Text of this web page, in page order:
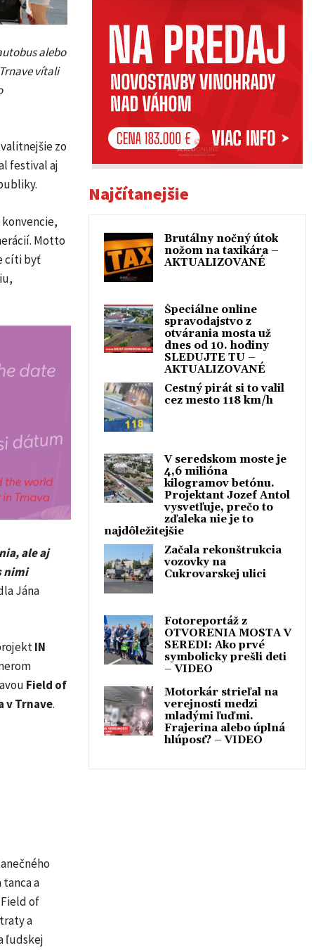
alebo
vítali
zo
festival aj
Motto
cíti byť
ale aj
nimi
Jána
IN
Field of
v Trnave.
a
of
a
ľudskej
Najčítanejšie
Brutálny nočný útok
nožom na taxikára –
AKTUALIZOVANÉ
Špeciálne online
spravodajstvo z
otvárania mosta už
dnes od 10. hodiny
SLEDUJTE TU –
AKTUALIZOVANÉ
Cestný pirát si to valil
cez mesto 118 km/h
V seredskom moste je
4,6 milióna
kilogramov betónu.
Projektant Jozef Antol
vysvetľuje, prečo to
zďaleka nie je to
najdôležitejšie
Začala rekonštrukcia
vozovky na
Cukrovarskej ulici
Fotoreportáž z
OTVORENIA MOSTA V
SEREDI: Ako prvé
symbolicky prešli deti
– VIDEO
Motorkár strieľal na
verejnosti medzi
mladými ľuďmi.
Frajerina alebo úplná
hlúposť? – VIDEO